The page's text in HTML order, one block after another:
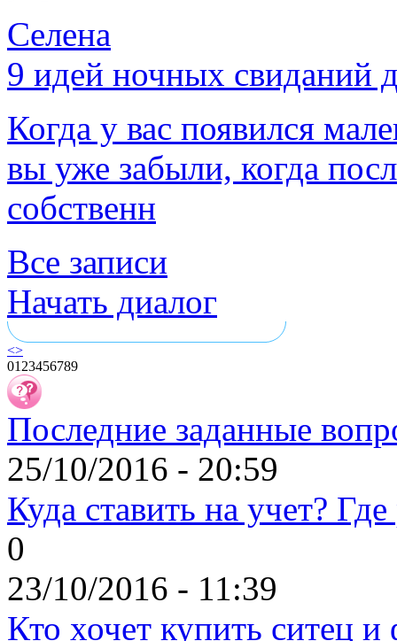
Селена
9 идей ночных свиданий
Когда у вас появился
вы уже забыли, когда
собственн
Все записи
Начать диалог
<>
01 23456789
Последние заданные
25/10/2016 - 20:59
Куда ставить на учет?
0
23/10/2016 - 11:39
Кто хочет купить ситец